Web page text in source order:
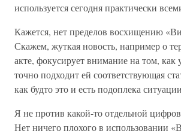
используется сегодня практически
Кажется, нет пределов восхищению
Скажем, жуткая новость, например о
акте, фокусирует внимание на том, как
точно подходит ей соответствующая
как будто это и есть подоплека
Я не против какой-то отдельной
Нет ничего плохого в использовании